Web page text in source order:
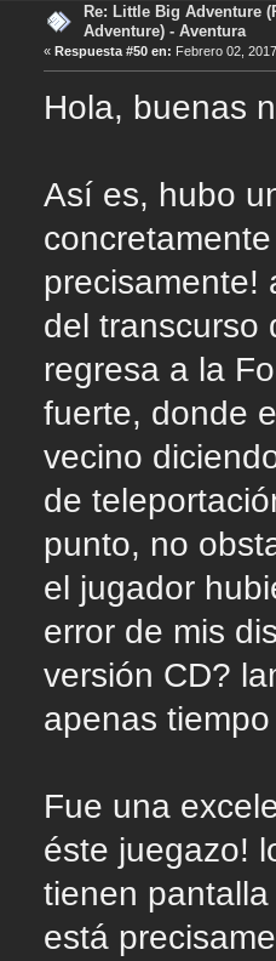
Re: Little Big Adventure
Adventure) - Aventura
«Respuesta #50 en: Febrero 02,
Hola, buenas
Así es, hubo
precisamente!
del transcurso
regresa a la
fuerte, donde
vecino
de
punto, no
el jugador
error de mis
versión CD?
apenas
Fue una
éste juegazo!
tienen
está